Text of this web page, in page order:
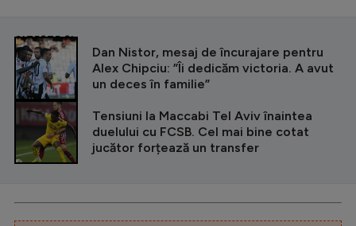
CITEȘTE ȘI
Dan Nistor, mesaj de încurajare pentru
Alex Chipciu: ”Îi dedicăm victoria. A avut
un deces în familie”
Tensiuni la Maccabi Tel Aviv înaintea
duelului cu FCSB. Cel mai bine cotat
jucător forțează un transfer